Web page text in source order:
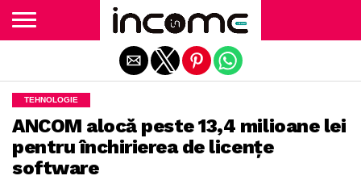
TEHNOLOGIE
ANCOM alocă peste 13,4 milioane lei
pentru închirierea de licențe
software
Exit mobile version